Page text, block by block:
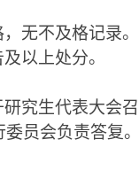
无不及格记录。
以上处分。
研究生代表大会召
员会负责答复。